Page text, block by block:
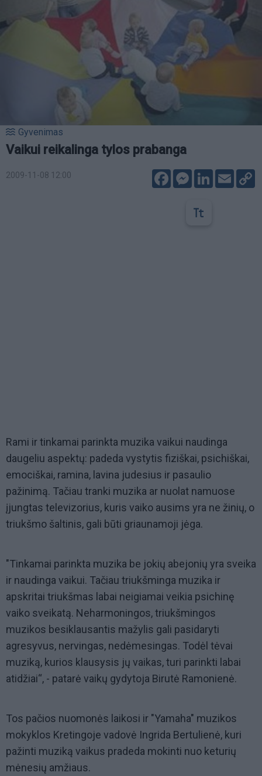
Gyvenimas
Vaikui reikalinga tylos prabanga
2009-11-08 12:00 FacebookMessenger
LinkedIn
Email
Rami ir tinkamai parinkta muzika vaikui naudinga
daugeliu aspektų: padeda vystytis fiziškai, psichiškai,
emociškai, ramina, lavina judesius ir pasaulio
pažinimą. Tačiau tranki muzika ar nuolat namuose
įjungtas televizorius, kuris vaiko ausims yra ne žinių, o
triukšmo šaltinis, gali būti griaunamoji jėga.
"Tinkamai parinkta muzika be jokių abejonių yra sveika
ir naudinga vaikui. Tačiau triukšminga muzika ir
apskritai triukšmas labai neigiamai veikia psichinę
vaiko sveikatą. Neharmoningos, triukšmingos
muzikos besiklausantis mažylis gali pasidaryti
agresyvus, nervingas, nedėmesingas. Todėl tėvai
muziką, kurios klausysis jų vaikas, turi parinkti labai
atidžiai“, - patarė vaikų gydytoja Birutė Ramonienė.
Tos pačios nuomonės laikosi ir "Yamaha" muzikos
mokyklos Kretingoje vadovė Ingrida Bertulienė, kuri
pažinti muziką vaikus pradeda mokinti nuo keturių
mėnesių amžiaus.